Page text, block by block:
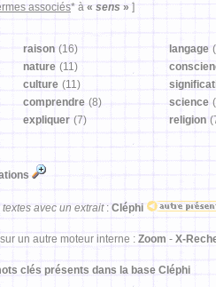
associés* à « sens » ]
raison (16) langage
nature (11)
culture (11)
comprendre (8) science
expliquer (7) religion
textes avec un extrait: Cléphi
un autre moteur interne : Zoom - X-
clés présents dans la base Cléphi